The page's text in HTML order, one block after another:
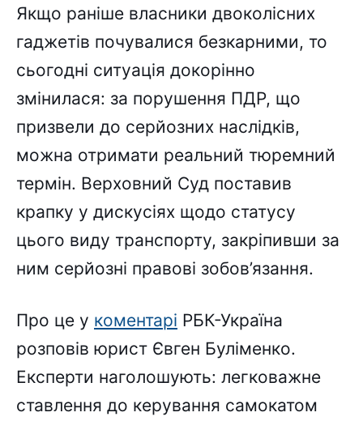
Якщо раніше власники двоколісних
гаджетів почувалися безкарними, то
сьогодні ситуація докорінно
змінилася: за порушення ПДР, що
призвели до серйозних наслідків,
можна отримати реальний тюремний
термін. Верховний Суд поставив
крапку у дискусіях щодо статусу
цього виду транспорту, закріпивши за
ним серйозні правові зобов’язання.
Про це у коментарі РБК-Україна
розповів юрист Євген Буліменко.
Експерти наголошують: легковажне
ставлення до керування самокатом